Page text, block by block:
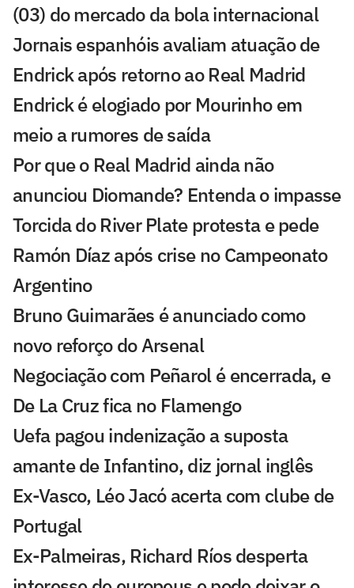
(03) do mercado da bola internacional
Jornais espanhóis avaliam atuação de
Endrick após retorno ao Real Madrid
Endrick é elogiado por Mourinho em
meio a rumores de saída
Por que o Real Madrid ainda não
anunciou Diomande? Entenda o impasse
Torcida do River Plate protesta e pede
Ramón Díaz após crise no Campeonato
Argentino
Bruno Guimarães é anunciado como
novo reforço do Arsenal
Negociação com Peñarol é encerrada, e
De La Cruz fica no Flamengo
Uefa pagou indenização a suposta
amante de Infantino, diz jornal inglês
Ex-Vasco, Léo Jacó acerta com clube de
Portugal
Ex-Palmeiras, Richard Ríos desperta